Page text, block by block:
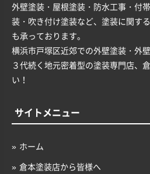
外壁塗装・屋根塗装・防水工事・付
装・吹き付け塗装など、塗装に関す
も承っております。
横浜市戸塚区近郊での外壁塗装・外
３代続く地元密着型の塗装専門店、
い！
サイトメニュー
ホーム
倉本塗装店から皆様へ